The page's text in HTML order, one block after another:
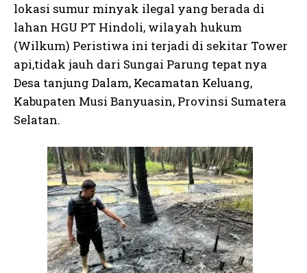
lokasi sumur minyak ilegal yang berada di
lahan HGU PT Hindoli, wilayah hukum
(Wilkum) Peristiwa ini terjadi di sekitar Tower
api,tidak jauh dari Sungai Parung tepat nya
Desa tanjung Dalam, Kecamatan Keluang,
Kabupaten Musi Banyuasin, Provinsi Sumatera
Selatan.